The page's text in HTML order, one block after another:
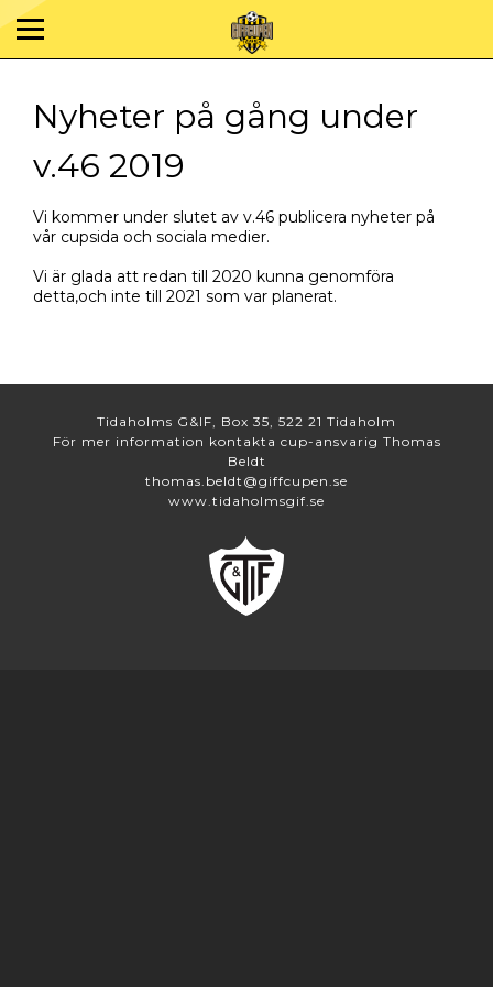
Nyheter på gång under
v.46 2019
Vi kommer under slutet av v.46 publicera nyheter på
vår cupsida och sociala medier.
Vi är glada att redan till 2020 kunna genomföra
detta,och inte till 2021 som var planerat.
Tidaholms G&IF, Box 35, 522 21 Tidaholm
För mer information kontakta cup-ansvarig Thomas
Beldt
thomas.beldt@giffcupen.se
www.tidaholmsgif.se